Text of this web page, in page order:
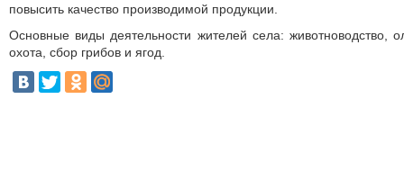
повысить качество производимой продукции.
Основные виды деятельности жителей села: животноводство,
охота, сбор грибов и ягод.